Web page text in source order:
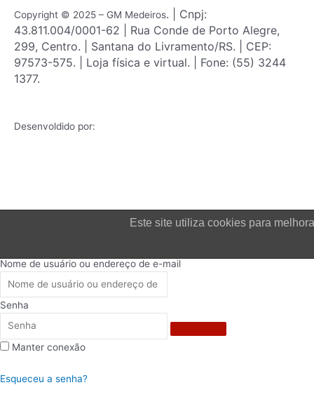
m
Copyright © 2025 – GM Medeiros. | Cnpj:
43.811.004/0001-62 | Rua Conde de Porto Alegre,
299, Centro. | Santana do Livramento/RS. | CEP:
97573-575. | Loja física e virtual. | Fone: (55) 3244
1377.
Desenvoldido por:
Este site utiliza cookies para
Nome de usuário ou endereço de e-mail
Senha
Manter conexão
Esqueceu a senha?